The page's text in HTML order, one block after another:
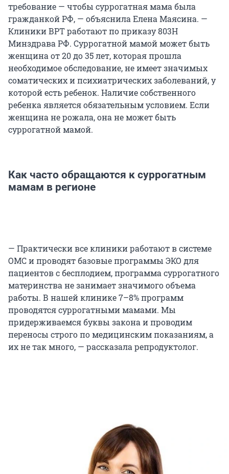
требование — чтобы суррогатная мама была
гражданкой РФ, — объяснила Елена Маясина. —
Клиники ВРТ работают по приказу 803Н
Минздрава РФ. Суррогатной мамой может быть
женщина от 20 до 35 лет, которая прошла
необходимое обследование, не имеет значимых
соматических и психиатрических заболеваний, у
которой есть ребенок. Наличие собственного
ребенка является обязательным условием. Если
женщина не рожала, она не может быть
суррогатной мамой.
Как часто обращаются к суррогатным
мамам в регионе
— Практически все клиники работают в системе
ОМС и проводят базовые программы ЭКО для
пациентов с бесплодием, программа суррогатного
материнства не занимает значимого объема
работы. В нашей клинике 7–8% программ
проводятся суррогатными мамами. Мы
придерживаемся буквы закона и проводим
переносы строго по медицинским показаниям, а
их не так много, — рассказала репродуктолог.